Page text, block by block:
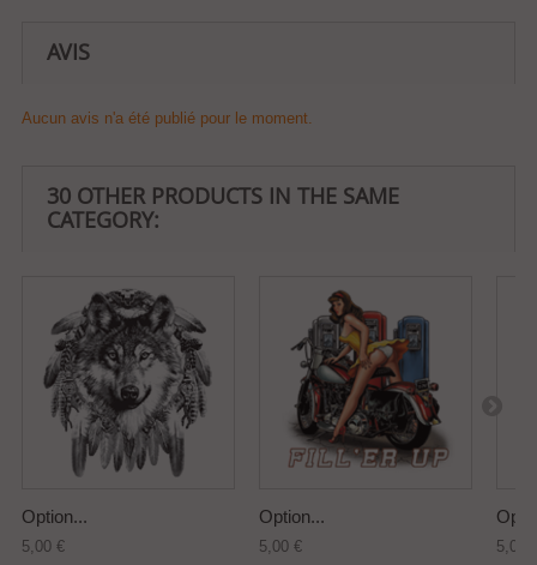
AVIS
Aucun avis n'a été publié pour le moment.
30 OTHER PRODUCTS IN THE SAME
CATEGORY:
Option...
5,00 €
Option...
5,00 € 5,00